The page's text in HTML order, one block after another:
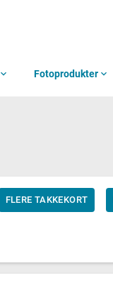
expand_more Fotoprodukter expand_more
FLERE TAKKEKORT